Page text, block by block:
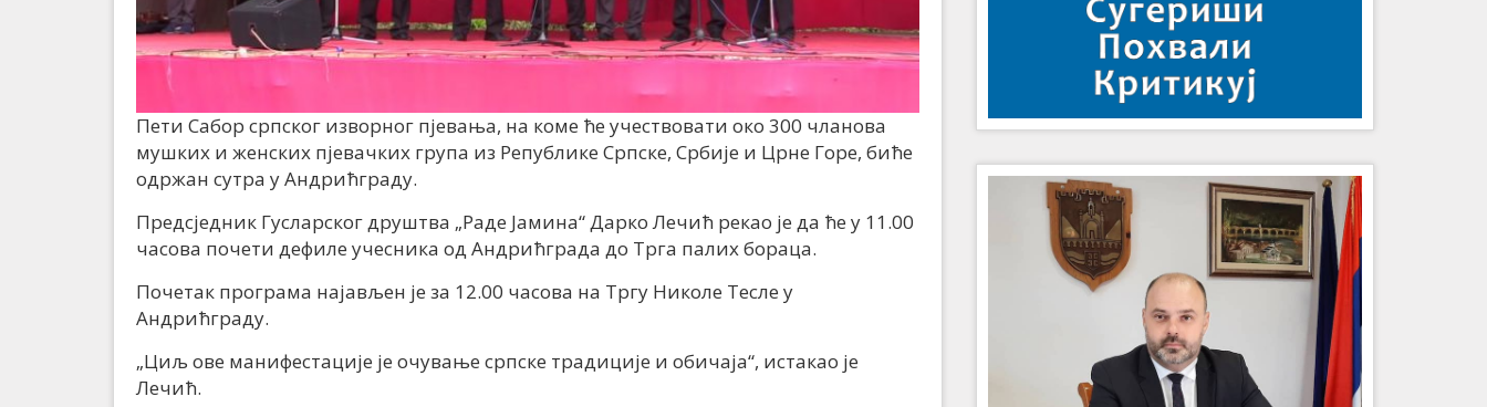
Пети Сабор српског изворног пјевања, на коме ће учествовати око 300 чланова
мушких и женских пјевачких група из Републике Српске, Србије и Црне Горе, биће
одржан сутра у Андрићграду.
Предсједник Гусларског друштва „Раде Јамина“ Дарко Лечић рекао је да ће у 11.00
часова почети дефиле учесника од Андрићграда до Трга палих бораца.
Почетак програма најављен је за 12.00 часова на Тргу Николе Тесле у
Андрићграду.
„Циљ ове манифестације је очување српске традиције и обичаја“, истакао је
Лечић.